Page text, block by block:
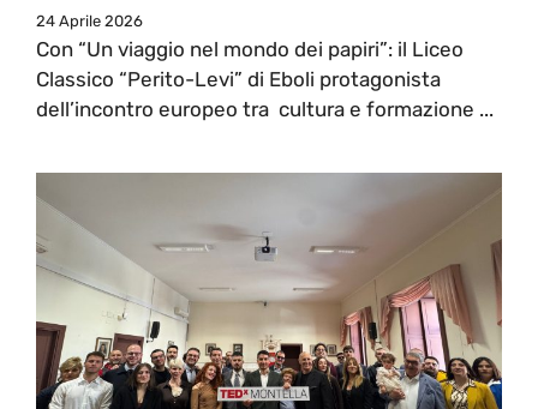
24 Aprile 2026
Con “Un viaggio nel mondo dei papiri”: il Liceo
Classico “Perito-Levi” di Eboli protagonista
dell’incontro europeo tra cultura e formazione ...